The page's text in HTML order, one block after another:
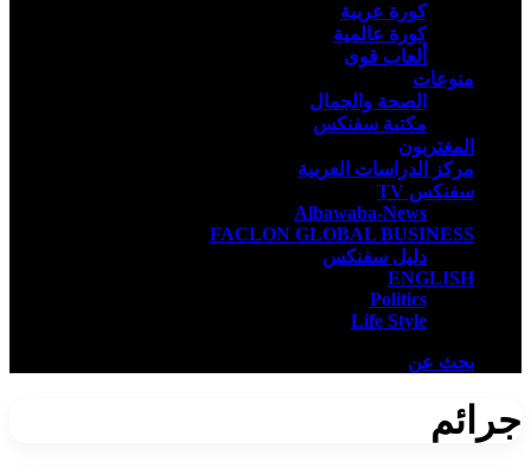
كورة عربية
كورة عالمية
ألعاب قوى
منوعات
الصحة والجمال
مكتبة سفنكس
المغتربون
مركز الدراسات العربية
سفنكس TV
Albawaba-News
FACLON GLOBAL BUSINESS
دليل سفنكس
ENGLISH
Politics
Life Style
بحث عن
جرائم